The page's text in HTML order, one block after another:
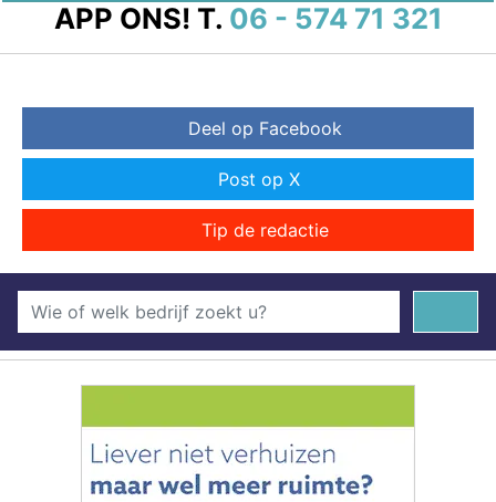
APP ONS! T. 06 - 574 71 321
Deel op Facebook
Post op X
Tip de redactie